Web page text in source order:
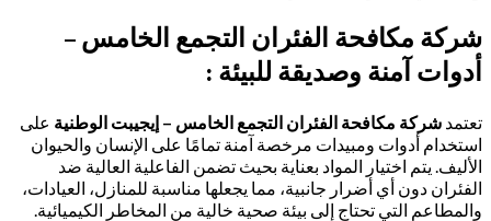
شركة مكافحة الفئران التجمع الخامس –
أدوات آمنة وصديقة للبيئة :
تعتمد شركة مكافحة الفئران التجمع الخامس – إيجيبت الوطنية على
استخدام أدوات ومبيدات مرخصة آمنة تمامًا على الإنسان والحيوان
الأليف. يتم اختيار المواد بعناية بحيث تضمن الفاعلية العالية ضد
الفئران دون أي أضرار جانبية، مما يجعلها مناسبة للمنازل، العيادات،
والمطاعم التي تحتاج إلى بيئة صحية خالية من المخاطر الكيميائية.